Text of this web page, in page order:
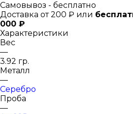
Самовывоз - бесплатно
Доставка от 200 ₽ или
000 ₽
Характеристики
Вес
—
3.92 гр.
Металл
—
Серебро
Проба
—